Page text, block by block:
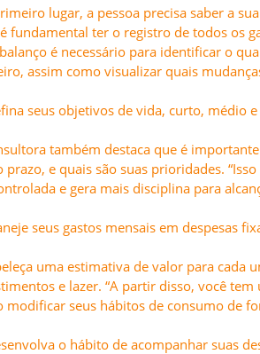
lugar, a pessoa precisa saber a
fundamental ter o registro de todos os
é necessário para identificar o
assim como visualizar quais
seus objetivos de vida, curto, médio
também destaca que é
prazo, e quais são suas prioridades.
e gera mais disciplina para
seus gastos mensais em despesas
uma estimativa de valor para cada
e lazer. “A partir disso, você
modificar seus hábitos de consumo de
o hábito de acompanhar suas